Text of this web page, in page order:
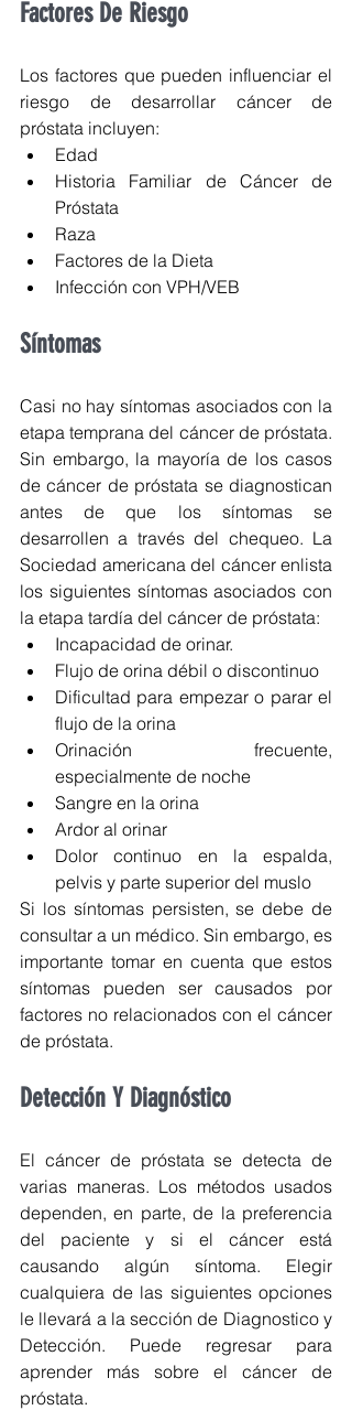
Factores De Riesgo
Los factores que pueden influenciar el
riesgo de desarrollar cáncer de
próstata incluyen:
Edad
Historia Familiar de Cáncer de
Próstata
Raza
Factores de la Dieta
Infección con VPH/VEB
Síntomas
Casi no hay síntomas asociados con la
etapa temprana del cáncer de próstata.
Sin embargo, la mayoría de los casos
de cáncer de próstata se diagnostican
antes de que los síntomas se
desarrollen a través del chequeo. La
Sociedad americana del cáncer enlista
los siguientes síntomas asociados con
la etapa tardía del cáncer de próstata:
Incapacidad de orinar.
Flujo de orina débil o discontinuo
Dificultad para empezar o parar el
flujo de la orina
Orinación frecuente,
especialmente de noche
Sangre en la orina
Ardor al orinar
Dolor continuo en la espalda,
pelvis y parte superior del muslo
Si los síntomas persisten, se debe de
consultar a un médico. Sin embargo, es
importante tomar en cuenta que estos
síntomas pueden ser causados por
factores no relacionados con el cáncer
de próstata.
Detección Y Diagnóstico
El cáncer de próstata se detecta de
varias maneras. Los métodos usados
dependen, en parte, de la preferencia
del paciente y si el cáncer está
causando algún síntoma. Elegir
cualquiera de las siguientes opciones
le llevará a la sección de Diagnostico y
Detección. Puede regresar para
aprender más sobre el cáncer de
próstata.